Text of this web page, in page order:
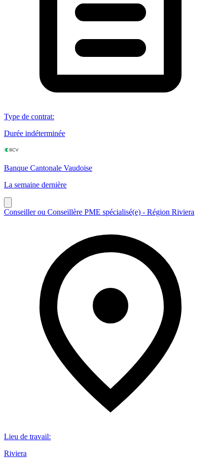
Type de contrat:
Durée indéterminée
Banque Cantonale Vaudoise
La semaine dernière
Conseiller ou Conseillère PME spécialisé(e) - Région Riviera
Lieu de travail:
Riviera